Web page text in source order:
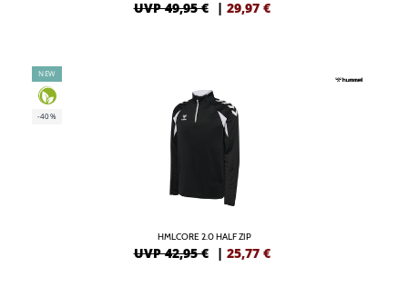
UVP 49,95 € | 29,97 €
NEW
-40%
HMLCORE 2.0 HALF ZIP
UVP 42,95 € | 25,77 €